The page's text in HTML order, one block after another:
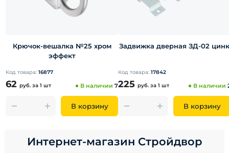
Крючок-вешалка №25 хром
эффект
Код товара: 16877
62 руб. за 1 шт В наличии 7
В корзину
Задвижка дверная ЗД-02 цинк
Код товара: 17842
225 руб. за 1 шт В наличии
В корзину
Интернет-магазин Стройдвор